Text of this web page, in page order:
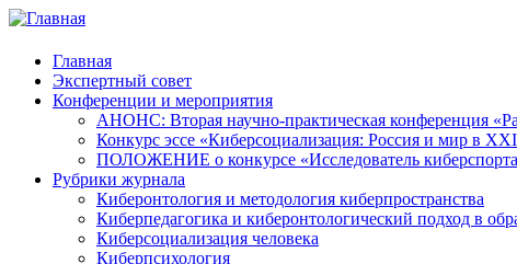
Главная
Экспертный совет
Конференции и мероприятия
АНОНС: Вторая научно-практическая конференция
Конкурс эссе «Киберсоциализация: Россия и мир в XXI
ПОЛОЖЕНИЕ о конкурсе «Исследователь
Рубрики журнала
Киберонтология и методология киберпространства
Киберпедагогика и киберонтологический подход в
Киберсоциализация человека
Киберпсихология